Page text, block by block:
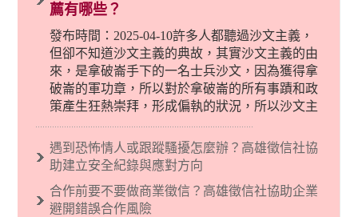
薦有哪些？
發布時間：2025-04-10許多人都聽過沙文主義，
但卻不知道沙文主義的典故，其實沙文主義的由
來，是拿破崙手下的一名士兵沙文，因為獲得拿
破崙的軍功章，所以對於拿破崙的所有事蹟和政
策產生狂熱崇拜，形成偏執的狀況，所以沙文主
義後來就被拿來暗指偏見和歧視，而且有沙文主
義傾向的人，通常對於自己的國家和民族有超強
烈的卓越感，因而瞧不起其他國家的人，所以沙
現了男性沙文…
遇到恐怖情人或跟蹤騷擾怎麼辦？高雄徵信社協
助建立安全紀錄與應對方向
合作前要不要做商業徵信？高雄徵信社協助企業
避開錯誤合作風險